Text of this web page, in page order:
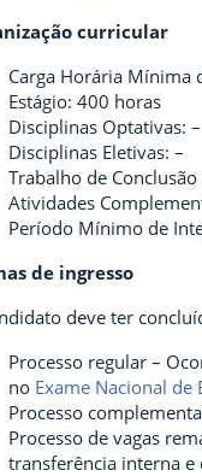
curricular
Carga Horária Mínima
Estágio: 400 horas
Disciplinas Optativas: –
Disciplinas Eletivas: –
Trabalho de
Atividades
Período Mínimo de
de ingresso
deve ter
Processo regular –
no Exame Nacional de
Processo
Processo de vagas
transferência interna e